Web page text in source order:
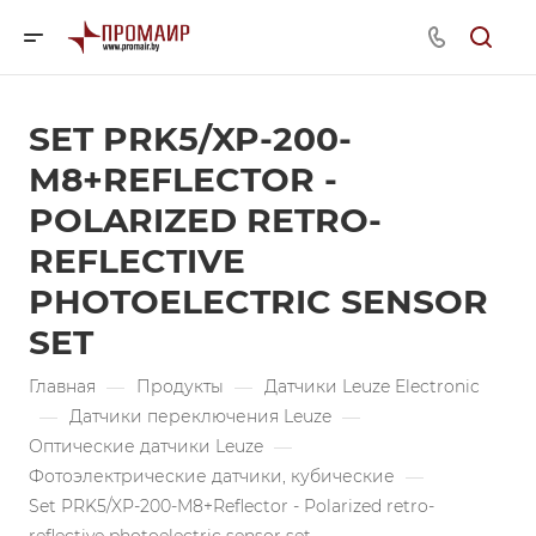
SET PRK5/XP-200-
M8+REFLECTOR -
POLARIZED RETRO-
REFLECTIVE
PHOTOELECTRIC SENSOR
SET
Главная — Продукты — Датчики Leuze Electronic
— Датчики переключения Leuze —
Оптические датчики Leuze —
Фотоэлектрические датчики, кубические —
Set PRK5/XP-200-M8+Reflector - Polarized retro-